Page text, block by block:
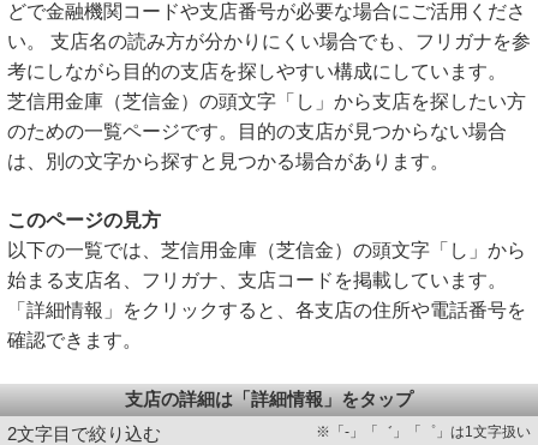
どで金融機関コードや支店番号が必要な場合にご活用くださ
い。 支店名の読み方が分かりにくい場合でも、フリガナを参
考にしながら目的の支店を探しやすい構成にしています。
芝信用金庫（芝信金）の頭文字「し」から支店を探したい方
のための一覧ページです。目的の支店が見つからない場合
は、別の文字から探すと見つかる場合があります。
このページの見方
以下の一覧では、芝信用金庫（芝信金）の頭文字「し」から
始まる支店名、フリガナ、支店コードを掲載しています。
「詳細情報」をクリックすると、各支店の住所や電話番号を
確認できます。
支店の詳細は「詳細情報」をタップ
2文字目で絞り込む
※「-」「゛」「゜」は1文字扱い